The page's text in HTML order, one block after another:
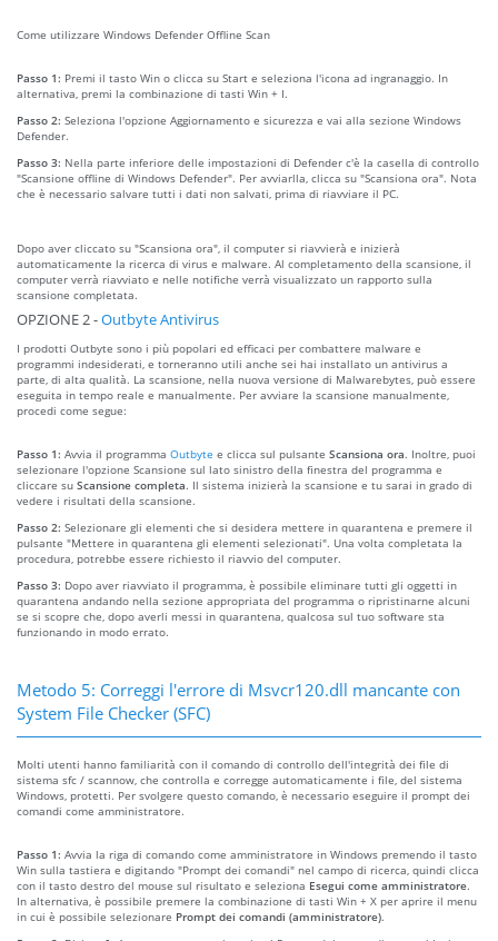
Come utilizzare Windows Defender Offline Scan
Passo 1: Premi il tasto Win o clicca su Start e seleziona l'icona ad ingranaggio. In
alternativa, premi la combinazione di tasti Win + I.
Passo 2: Seleziona l'opzione Aggiornamento e sicurezza e vai alla sezione Windows
Defender.
Passo 3: Nella parte inferiore delle impostazioni di Defender c'è la casella di controllo
"Scansione offline di Windows Defender". Per avviarlla, clicca su "Scansiona ora". Nota
che è necessario salvare tutti i dati non salvati, prima di riavviare il PC.
Dopo aver cliccato su "Scansiona ora", il computer si riavvierà e inizierà
automaticamente la ricerca di virus e malware. Al completamento della scansione, il
computer verrà riavviato e nelle notifiche verrà visualizzato un rapporto sulla
scansione completata.
OPZIONE 2 -Outbyte Antivirus
I prodotti Outbyte sono i più popolari ed efficaci per combattere malware e
programmi indesiderati, e torneranno utili anche sei hai installato un antivirus a
parte, di alta qualità. La scansione, nella nuova versione di Malwarebytes, può essere
eseguita in tempo reale e manualmente. Per avviare la scansione manualmente,
procedi come segue:
Passo 1: Avvia il programma Outbyte e clicca sul pulsante Scansiona ora. Inoltre, puoi
selezionare l'opzione Scansione sul lato sinistro della finestra del programma e
cliccare su Scansione completa. Il sistema inizierà la scansione e tu sarai in grado di
vedere i risultati della scansione.
Passo 2: Selezionare gli elementi che si desidera mettere in quarantena e premere il
pulsante "Mettere in quarantena gli elementi selezionati". Una volta completata la
procedura, potrebbe essere richiesto il riavvio del computer.
Passo 3: Dopo aver riavviato il programma, è possibile eliminare tutti gli oggetti in
quarantena andando nella sezione appropriata del programma o ripristinarne alcuni
se si scopre che, dopo averli messi in quarantena, qualcosa sul tuo software sta
funzionando in modo errato.
Metodo 5: Correggi l'errore di Msvcr120.dll mancante con
System File Checker (SFC)
Molti utenti hanno familiarità con il comando di controllo dell'integrità dei file di
sistema sfc / scannow, che controlla e corregge automaticamente i file, del sistema
Windows, protetti. Per svolgere questo comando, è necessario eseguire il prompt dei
comandi come amministratore.
Passo 1: Avvia la riga di comando come amministratore in Windows premendo il tasto
Win sulla tastiera e digitando "Prompt dei comandi" nel campo di ricerca, quindi clicca
con il tasto destro del mouse sul risultato e seleziona Esegui come amministratore.
In alternativa, è possibile premere la combinazione di tasti Win + X per aprire il menu
in cui è possibile selezionare Prompt dei comandi (amministratore).